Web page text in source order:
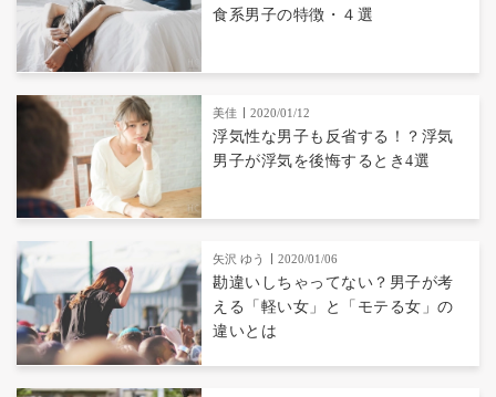
食系男子の特徴・４選
美佳 2020/01/12
浮気性な男子も反省する！？浮気
男子が浮気を後悔するとき4選
矢沢 ゆう 2020/01/06
勘違いしちゃってない？男子が考
える「軽い女」と「モテる女」の
違いとは